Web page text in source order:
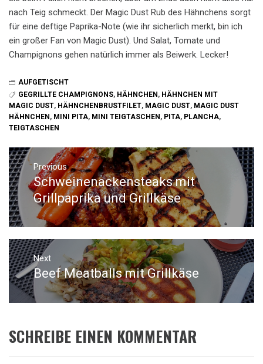
nach Teig schmeckt. Der Magic Dust Rub des Hähnchens sorgt
für eine deftige Paprika-Note (wie ihr sicherlich merkt, bin ich
ein großer Fan von Magic Dust). Und Salat, Tomate und
Champignons gehen natürlich immer als Beiwerk. Lecker!
AUFGETISCHT
GEGRILLTE CHAMPIGNONS, HÄHNCHEN, HÄHNCHEN MIT
MAGIC DUST, HÄHNCHENBRUSTFILET, MAGIC DUST, MAGIC DUST
HÄHNCHEN , MINI PITA, MINI TEIGTASCHEN , PITA, PLANCHA,
TEIGTASCHEN
Beitrags-
Navigation
Previous
Previous
post:
Schweinenackensteaks mit
Grillpaprika und Grillkäse
Next
Next
post:
Beef Meatballs mit Grillkäse
SCHREIBE EINEN KOMMENTAR